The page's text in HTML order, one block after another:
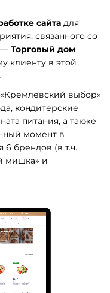
сайта для
связанного со
— Торговый дом
клиенту в этой
выбор»
кондитерские
питания, а также
момент в
6 брендов (в т.ч.
мишка» и